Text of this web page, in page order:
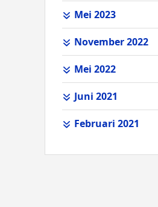
Mei 2023
November 2022
Mei 2022
Juni 2021
Februari 2021